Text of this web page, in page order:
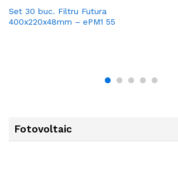
Set 30 buc. Filtru Futura
400x220x48mm – ePM1 55
Fotovoltaic